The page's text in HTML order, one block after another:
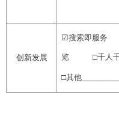
创新发展
☑搜索即服
览 □千人
□其他